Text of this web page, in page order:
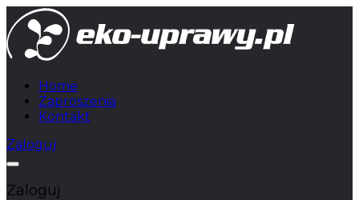
Home
Zaproszenia
Kontakt
Zaloguj
Zaloguj